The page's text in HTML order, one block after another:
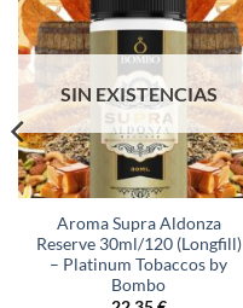
SIN EXISTENCIAS
Aroma Supra Aldonza
Reserve 30ml/120 (Longfill)
– Platinum Tobaccos by
Bombo